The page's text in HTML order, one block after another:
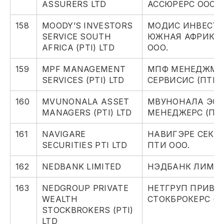
ASSURERS LTD АССЮРЕРС ООО.
158
MOODY’S INVESTORS
SERVICE SOUTH
AFRICA (PTI) LTD
МОДИС
ЮЖНАЯ АФРИКА
ООО.
159
MPF MANAGEMENT
SERVICES (PTI) LTD
МПФ
СЕРВИСИС
160
MVUNONALA ASSET
MANAGERS (PTI) LTD
МВУНОНАЛА
МЕНЕДЖЕРС
161
NAVIGARE
SECURITIES PTI LTD
НАВИГЭРЕ
ПТИ ООО.
162 NEDBANK LIMITED НЭДБАНК
163
NEDGROUP PRIVATE
WEALTH
STOCKBROKERS (PTI)
LTD
НЕТГРУП
СТОКБРОКЕРС